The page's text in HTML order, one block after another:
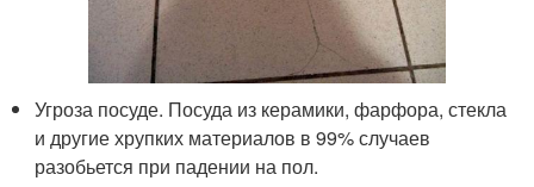
Угроза посуде. Посуда из керамики, фарфора, стекла
и другие хрупких материалов в 99% случаев
разобьется при падении на пол.